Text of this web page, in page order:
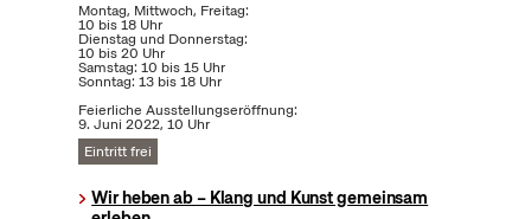
Montag, Mittwoch, Freitag:
10 bis 18 Uhr
Dienstag und Donnerstag:
10 bis 20 Uhr
Samstag: 10 bis 15 Uhr
Sonntag: 13 bis 18 Uhr
Feierliche Ausstellungseröffnung:
9. Juni 2022, 10 Uhr
Eintritt frei
Wir heben ab – Klang und Kunst gemeinsam